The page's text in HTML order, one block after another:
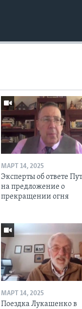
МАРТ 14, 2025
Эксперты об ответе
на предложение о
прекращении огня
МАРТ 14, 2025
Поездка Лукашенко в